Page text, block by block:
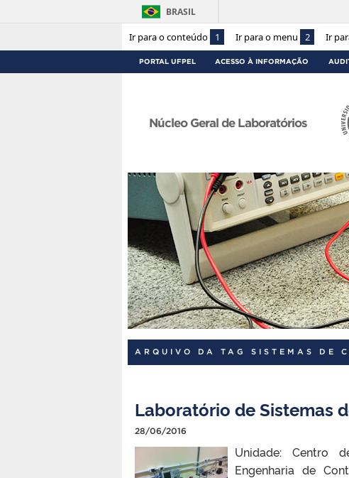
Ir para o conteúdo 1 Ir para o menu 2 Ir
BRASIL
PORTAL UFPEL ACESSO À INFORMAÇÃO
Núcleo Geral de Laboratórios
ARQUIVO DA TAG SISTEMAS DE
Laboratório de Sistemas
28/06/2016
Unidade: Centro
Engenharia de